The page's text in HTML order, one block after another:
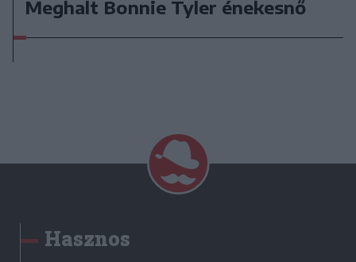
Meghalt Bonnie Tyler énekesnő
Hasznos